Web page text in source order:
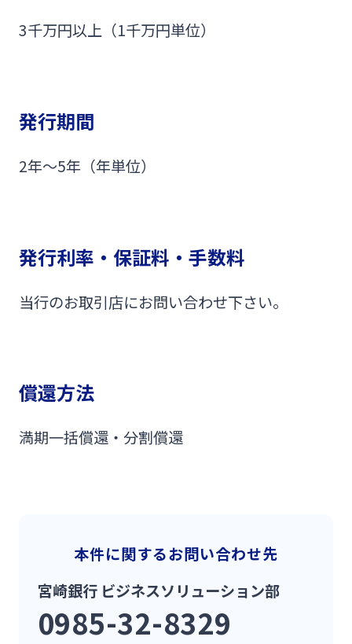
3千万円以上（1千万円単位）
発行期間
2年～5年（年単位）
発行利率・保証料・手数料
当行のお取引店にお問い合わせ下さい。
償還方法
満期一括償還・分割償還
本件に関するお問い合わせ先
宮崎銀行 ビジネスソリューション部
0985-32-8329